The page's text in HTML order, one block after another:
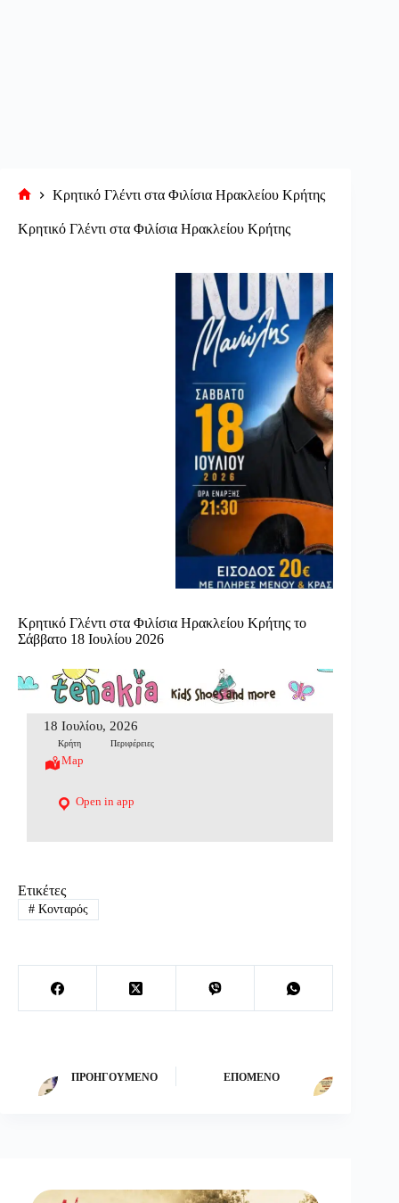
σελίδα
Κρητικό Γλέντι στα Φιλίσια Ηρακλείου Κρήτης
Κρητικό Γλέντι στα Φιλίσια Ηρακλείου Κρήτης
Κρητικό Γλέντι στα Φιλίσια Ηρακλείου Κρήτης το
Σάββατο 18 Ιουλίου 2026
18 Ιουλίου, 2026
Κρήτη Περιφέρειες
Map
Open in app
Ετικέτες
#Κονταρός
ΠΡΟΗΓΟΎΜΕΝΟ ΕΠΌΜΕΝΟ